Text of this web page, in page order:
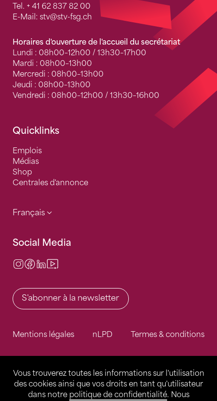
Vous trouverez toutes les informations sur l'utilisation
des cookies ainsi que vos droits en tant qu'utilisateur
dans notre politique de confidentialité. Nous
Tel. + 41 62 837 82 00
E-Mail: stv@stv-fsg.ch
Horaires d'ouverture de l'accueil du secrétariat
Lundi : 08h00–12h00 / 13h30–17h00
Mardi : 08h00–13h00
Mercredi : 08h00–13h00
Jeudi : 08h00–13h00
Vendredi : 08h00–12h00 / 13h30–16h00
Quicklinks
Emplois
Médias
Shop
Centrales d'annonce
Français
Social Media
Instagram
Facebook
LinkedIn
S'abonner à la newsletter
Mentions légales nLPD Termes & conditions